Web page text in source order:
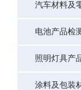
汽车材料及
电池产品检
照明灯具产
涂料及包装